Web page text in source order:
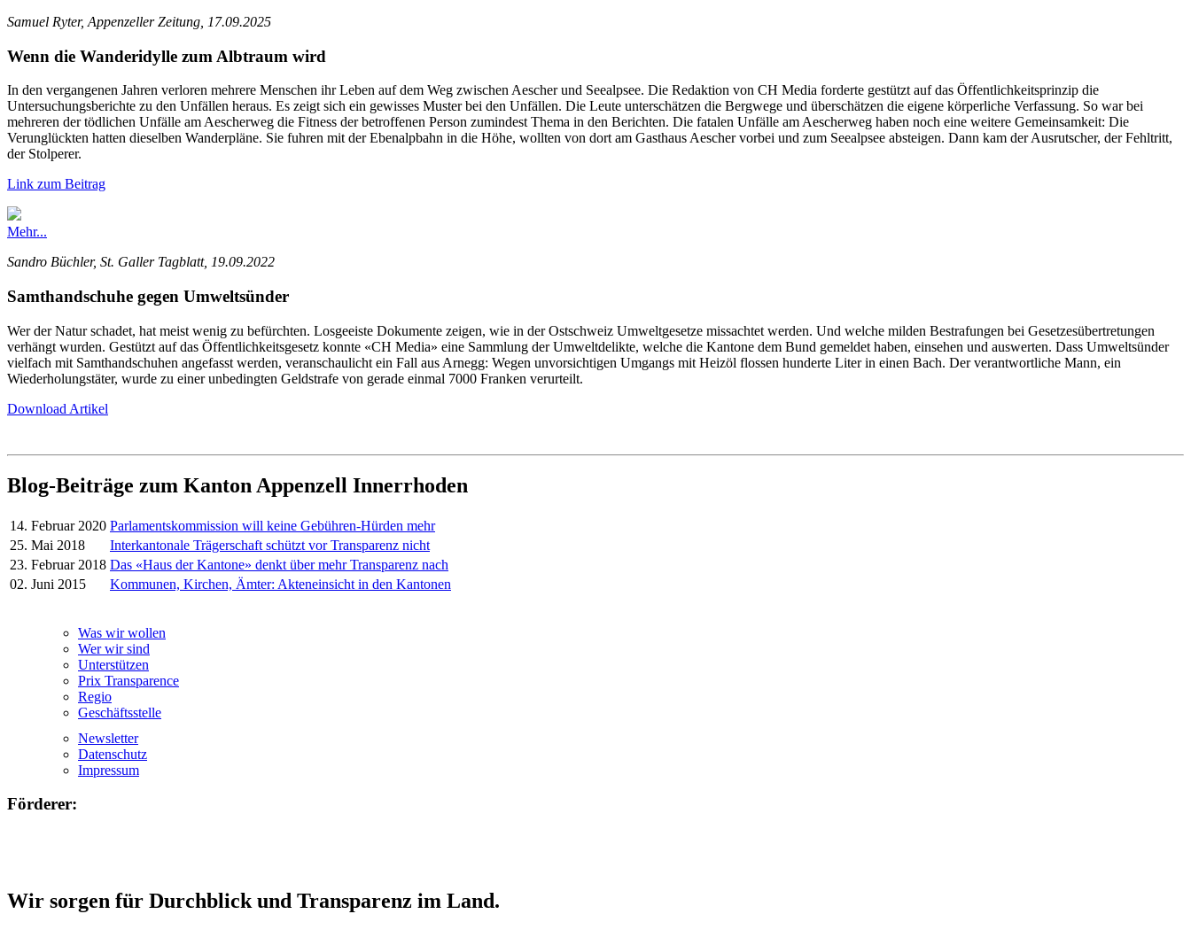
Samuel Ryter, Appenzeller Zeitung, 17.09.2025
Wenn die Wanderidylle zum Albtraum wird
In den vergangenen Jahren verloren mehrere Menschen ihr Leben auf dem Weg zwischen Aescher und Seealpsee. Die Redaktion von CH Media forderte gestützt auf das Öffentlichkeitsprinzip die
Untersuchungsberichte zu den Unfällen heraus. Es zeigt sich ein gewisses Muster bei den Unfällen. Die Leute unterschätzen die Bergwege und überschätzen die eigene körperliche Verfassung. So war bei
mehreren der tödlichen Unfälle am Aescherweg die Fitness der betroffenen Person zumindest Thema in den Berichten. Die fatalen Unfälle am Aescherweg haben noch eine weitere Gemeinsamkeit: Die
Verunglückten hatten dieselben Wanderpläne. Sie fuhren mit der Ebenalpbahn in die Höhe, wollten von dort am Gasthaus Aescher vorbei und zum Seealpsee absteigen. Dann kam der Ausrutscher, der Fehltritt,
der Stolperer.
Link zum Beitrag
Mehr...
Sandro Büchler, St. Galler Tagblatt, 19.09.2022
Samthandschuhe gegen Umweltsünder
Wer der Natur schadet, hat meist wenig zu befürchten. Losgeeiste Dokumente zeigen, wie in der Ostschweiz Umweltgesetze missachtet werden. Und welche milden Bestrafungen bei Gesetzesübertretungen
verhängt wurden. Gestützt auf das Öffentlichkeitsgesetz konnte «CH Media» eine Sammlung der Umweltdelikte, welche die Kantone dem Bund gemeldet haben, einsehen und auswerten. Dass Umweltsünder
vielfach mit Samthandschuhen angefasst werden, veranschaulicht ein Fall aus Arnegg: Wegen unvorsichtigen Umgangs mit Heizöl flossen hunderte Liter in einen Bach. Der verantwortliche Mann, ein
Wiederholungstäter, wurde zu einer unbedingten Geldstrafe von gerade einmal 7000 Franken verurteilt.
Download Artikel
Blog-Beiträge zum Kanton Appenzell Innerrhoden
14. Februar 2020 Parlamentskommission will keine Gebühren-Hürden mehr
25. Mai 2018
Interkantonale Trägerschaft schützt vor Transparenz nicht
23. Februar 2018 Das «Haus der Kantone» denkt über mehr Transparenz nach
02. Juni 2015
Kommunen, Kirchen, Ämter: Akteneinsicht in den Kantonen
Was wir wollen
Wer wir sind
Unterstützen
Prix Transparence
Regio
Geschäftsstelle
Newsletter
Datenschutz
Impressum
Förderer:
Wir sorgen für Durchblick und Transparenz im Land.